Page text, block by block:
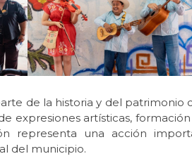
de la historia y del patrimonio
expresiones artísticas,
representa una acción
del municipio.